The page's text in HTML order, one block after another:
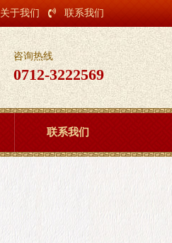
关于我们 联系我们
咨询热线
0712-3222569
联系我们